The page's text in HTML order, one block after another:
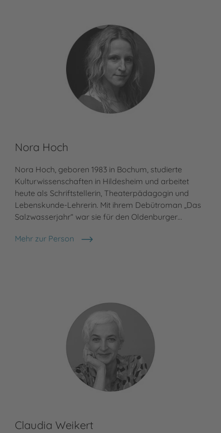
Nora Hoch
Nora Hoch, geboren 1983 in Bochum, studierte
Kulturwissenschaften in Hildesheim und arbeitet
heute als Schriftstellerin, Theaterpädagogin und
Lebenskunde-Lehrerin. Mit ihrem Debütroman „Das
Salzwasserjahr“ war sie für den Oldenburger…
Mehr zur Person
Nora Hoch
Claudia Weikert